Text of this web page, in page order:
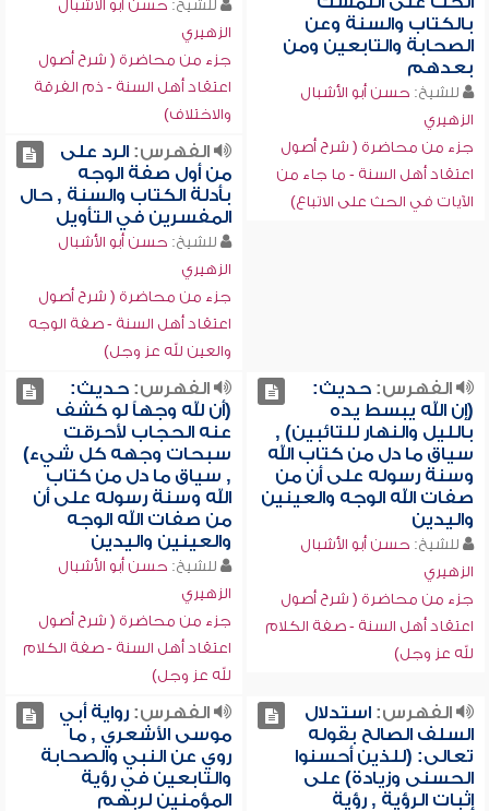
بالكتاب والسنة وعن
الصحابة والتابعين ومن
بعدهم
للشيخ: حسن أبو الأشبال
الزهيري
جزء من محاضرة ( شرح أصول
اعتقاد أهل السنة - ما جاء من
الآيات في الحث على الاتباع)
للشيخ: حسن أبو الأشبال
الزهيري
جزء من محاضرة ( شرح أصول
اعتقاد أهل السنة - ذم الفرقة
والاختلاف)
الفهرس:الرد على
من أول صفة الوجه
بأدلة الكتاب والسنة , حال
المفسرين في التأويل
للشيخ: حسن أبو الأشبال
الزهيري
جزء من محاضرة ( شرح أصول
اعتقاد أهل السنة - صفة الوجه
والعين لله عز وجل)
الفهرس:حديث:
(إن الله يبسط يده
بالليل والنهار للتائبين) ,
سياق ما دل من كتاب الله
وسنة رسوله على أن من
صفات الله الوجه والعينين
واليدين
للشيخ: حسن أبو الأشبال
الزهيري
جزء من محاضرة ( شرح أصول
اعتقاد أهل السنة - صفة الكلام
لله عز وجل)
الفهرس:حديث:
(أن لله وجهاً لو كشف
عنه الحجاب لأحرقت
سبحات وجهه كل شيء)
, سياق ما دل من كتاب
الله وسنة رسوله على أن
من صفات الله الوجه
والعينين واليدين
للشيخ: حسن أبو الأشبال
الزهيري
جزء من محاضرة ( شرح أصول
اعتقاد أهل السنة - صفة الكلام
لله عز وجل)
الفهرس:استدلال
السلف الصالح بقوله
تعالى: (للذين أحسنوا
الحسنى وزيادة) على
إثبات الرؤية , رؤية
الفهرس:رواية أبي
موسى الأشعري , ما
روي عن النبي والصحابة
والتابعين في رؤية
المؤمنين لربهم